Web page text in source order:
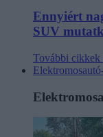
Ennyiért
SUV
További cikkek